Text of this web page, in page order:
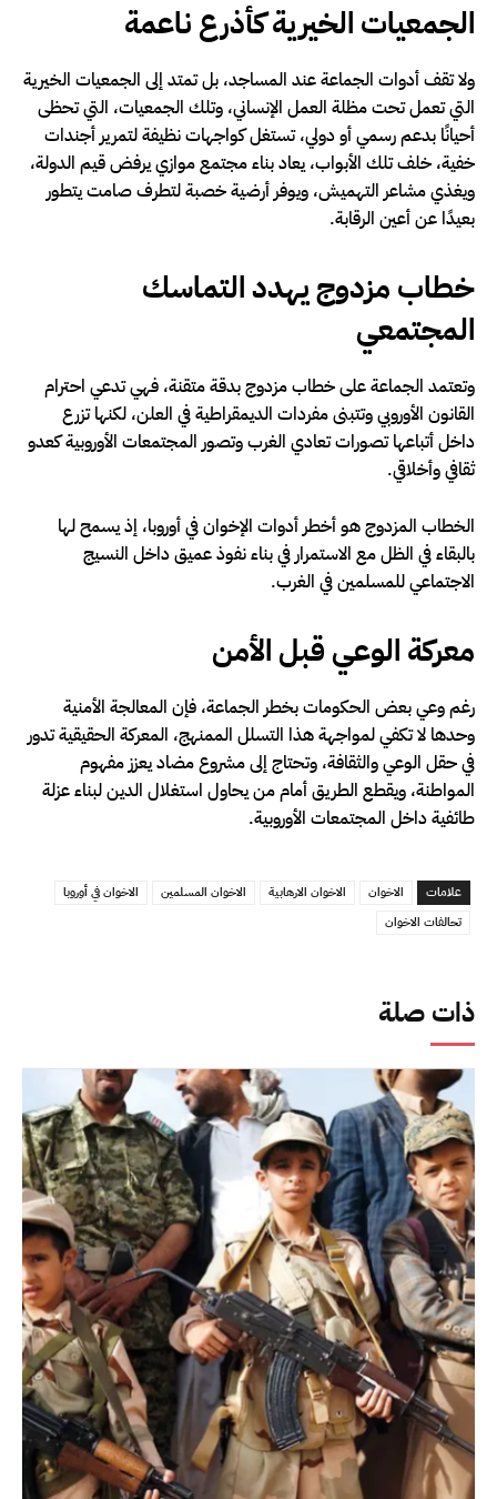
ذات صلة
الجمعيات الخيرية كأذرع ناعمة
ولا تقف أدوات الجماعة عند المساجد، بل تمتد إلى الجمعيات الخيرية
التي تعمل تحت مظلة العمل الإنساني، وتلك الجمعيات، التي تحظى
أحيانًا بدعم رسمي أو دولي، تستغل كواجهات نظيفة لتمرير أجندات
خفية، خلف تلك الأبواب، يعاد بناء مجتمع موازي يرفض قيم الدولة،
ويغذي مشاعر التهميش، ويوفر أرضية خصبة لتطرف صامت يتطور
بعيدًا عن أعين الرقابة.
خطاب مزدوج يهدد التماسك
المجتمعي
وتعتمد الجماعة على خطاب مزدوج بدقة متقنة، فهي تدعي احترام
القانون الأوروبي وتتبنى مفردات الديمقراطية في العلن، لكنها تزرع
داخل أتباعها تصورات تعادي الغرب وتصور المجتمعات الأوروبية كعدو
ثقافي وأخلاقي.
الخطاب المزدوج هو أخطر أدوات الإخوان في أوروبا، إذ يسمح لها
بالبقاء في الظل مع الاستمرار في بناء نفوذ عميق داخل النسيج
الاجتماعي للمسلمين في الغرب.
معركة الوعي قبل الأمن
رغم وعي بعض الحكومات بخطر الجماعة، فإن المعالجة الأمنية
وحدها لا تكفي لمواجهة هذا التسلل الممنهج، المعركة الحقيقية تدور
في حقل الوعي والثقافة، وتحتاج إلى مشروع مضاد يعزز مفهوم
المواطنة، ويقطع الطريق أمام من يحاول استغلال الدين لبناء عزلة
طائفية داخل المجتمعات الأوروبية.
علامات الاخوان الاخوان الارهابية الاخوان المسلمين
الاخوان في أوروبا
تحالفات الاخوان